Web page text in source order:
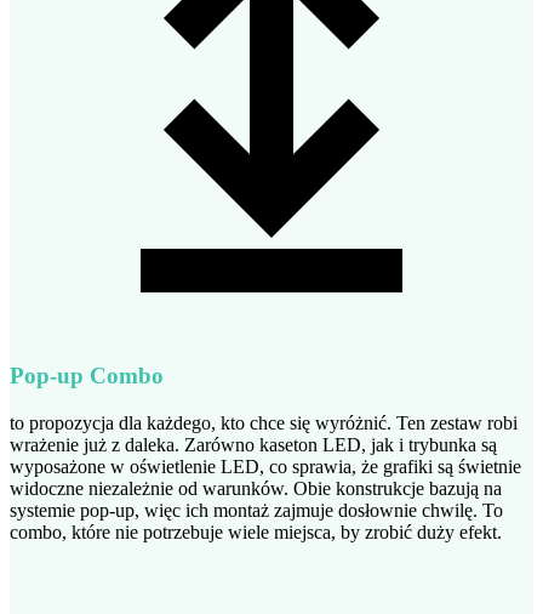
Pop-up Combo
to propozycja dla każdego, kto chce się wyróżnić. Ten zestaw robi
wrażenie już z daleka. Zarówno kaseton LED, jak i trybunka są
wyposażone w oświetlenie LED, co sprawia, że grafiki są świetnie
widoczne niezależnie od warunków. Obie konstrukcje bazują na
systemie pop-up, więc ich montaż zajmuje dosłownie chwilę. To
combo, które nie potrzebuje wiele miejsca, by zrobić duży efekt.